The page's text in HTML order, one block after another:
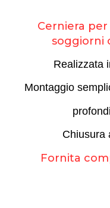
Cerniera
soggiorni
Realizzata
Montaggio
Chiusura
Fornita